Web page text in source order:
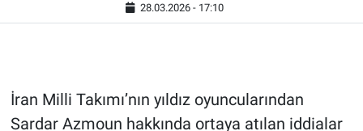
28.03.2026 - 17:10
İran Milli Takımı’nın yıldız oyuncularından
Sardar Azmoun hakkında ortaya atılan iddialar
EĞİTİM